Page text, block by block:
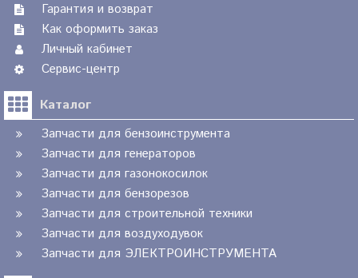
Гарантия и возврат
Как оформить заказ
Личный кабинет
Сервис-центр
Каталог
Запчасти для бензоинструмента
Запчасти для генераторов
Запчасти для газонокосилок
Запчасти для бензорезов
Запчасти для строительной техники
Запчасти для воздуходувок
Запчасти для ЭЛЕКТРОИНСТРУМЕНТА